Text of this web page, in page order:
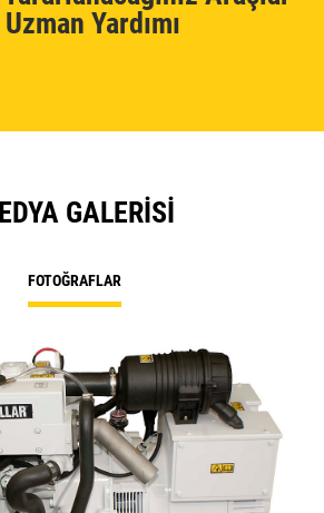
Yardımı
GALERISI
FOTOĞRAFLAR